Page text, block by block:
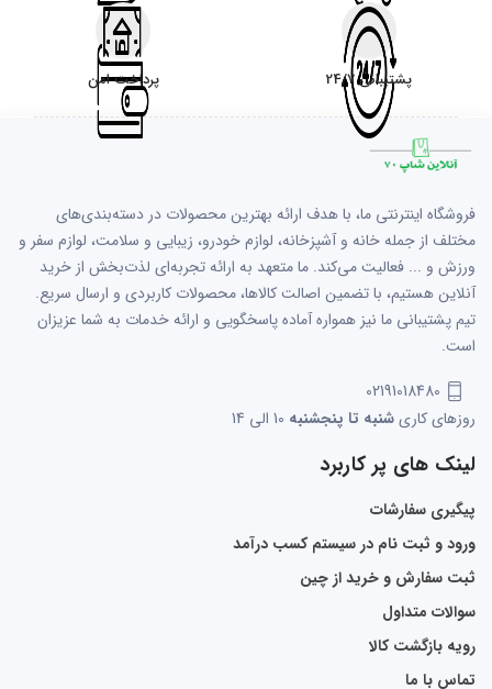
پشتیبانی 24/7 پرداخت امن
فروشگاه اینترنتی ما، با هدف ارائه بهترین محصولات در دسته‌بندی‌های
مختلف از جمله خانه و آشپزخانه، لوازم خودرو، زیبایی و سلامت، لوازم سفر و
ورزش و ... فعالیت می‌کند. ما متعهد به ارائه تجربه‌ای لذت‌بخش از خرید
آنلاین هستیم، با تضمین اصالت کالاها، محصولات کاربردی و ارسال سریع.
تیم پشتیبانی ما نیز همواره آماده پاسخگویی و ارائه خدمات به شما عزیزان
است.
02191018480
روزهای کاریشنبه تا پنجشنبه
لینک های پر کاربرد
پیگیری سفارشات
ورود و ثبت نام در سیستم کسب درآمد
ثبت سفارش و خرید از چین
سوالات متداول
رویه بازگشت کالا
تماس با ما